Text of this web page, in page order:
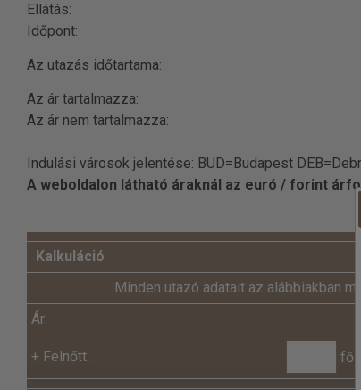
Ellátás:
Időpont:
Az utazás időtartama:
Az ár tartalmazza:
Az ár nem tartalmazza:
Indulási városok jelentése: BUD=Budapest
A weboldalon látható áraknál az euró / forint
Kalkuláció
Minden utazó adatait az alábbiakban
Ár:
+ Felnőtt: fő x